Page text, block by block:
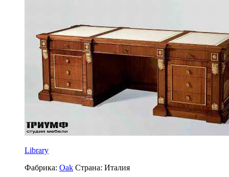
Library
Фабрика: Oak Страна: Италия